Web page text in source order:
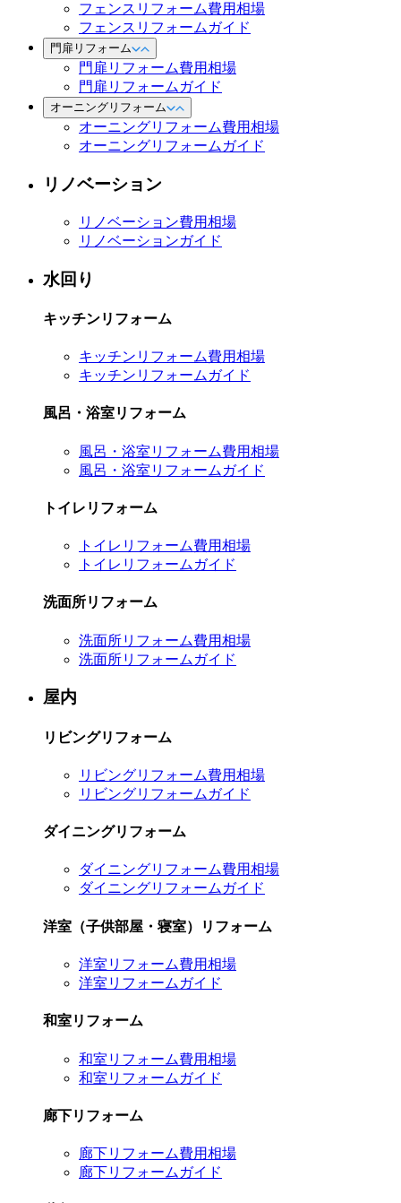
フェンスリフォーム費用相場
フェンスリフォームガイド
門扉リフォーム
門扉リフォーム費用相場
門扉リフォームガイド
オーニングリフォーム
オーニングリフォーム費用相場
オーニングリフォームガイド
リノベーション
リノベーション費用相場
リノベーションガイド
水回り
キッチンリフォーム
キッチンリフォーム費用相場
キッチンリフォームガイド
風呂・浴室リフォーム
風呂・浴室リフォーム費用相場
風呂・浴室リフォームガイド
トイレリフォーム
トイレリフォーム費用相場
トイレリフォームガイド
洗面所リフォーム
洗面所リフォーム費用相場
洗面所リフォームガイド
屋内
リビングリフォーム
リビングリフォーム費用相場
リビングリフォームガイド
ダイニングリフォーム
ダイニングリフォーム費用相場
ダイニングリフォームガイド
洋室（子供部屋・寝室）リフォーム
洋室リフォーム費用相場
洋室リフォームガイド
和室リフォーム
和室リフォーム費用相場
和室リフォームガイド
廊下リフォーム
廊下リフォーム費用相場
廊下リフォームガイド